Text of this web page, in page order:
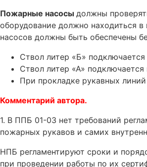
Пожарные насосы должны
оборудование должно находиться
насосов должны быть обеспечены
Ствол литер «Б»
Ствол литер «А»
При прокладке рукавных
Комментарий автора.
1. В ППБ 01-03 нет требований
пожарных рукавов и самих
НПБ регламентируют сроки и
при проведении работы по их